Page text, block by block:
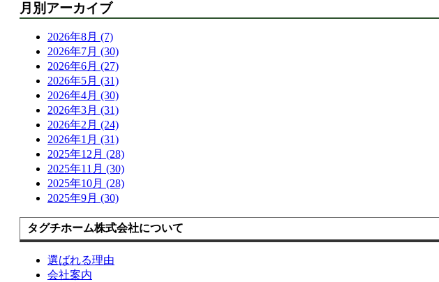
月別アーカイブ
2026年8月 (7)
2026年7月 (30)
2026年6月 (27)
2026年5月 (31)
2026年4月 (30)
2026年3月 (31)
2026年2月 (24)
2026年1月 (31)
2025年12月 (28)
2025年11月 (30)
2025年10月 (28)
2025年9月 (30)
タグチホーム株式会社について
選ばれる理由
会社案内